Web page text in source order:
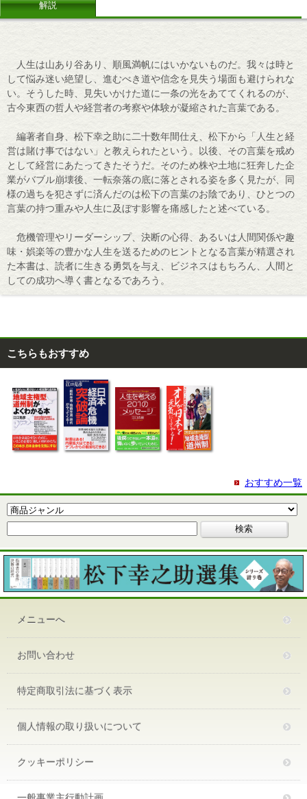
解説
人生は山あり谷あり、順風満帆にはいかないものだ。我々は時と
して悩み迷い絶望し、進むべき道や信念を見失う場面も避けられな
い。そうした時、見失いかけた道に一条の光をあててくれるのが、
古今東西の哲人や経営者の考察や体験が凝縮された言葉である。
編著者自身、松下幸之助に二十数年間仕え、松下から「人生と経
営は賭け事ではない」と教えられたという。以後、その言葉を戒め
として経営にあたってきたそうだ。そのため株や土地に狂奔した企
業がバブル崩壊後、一転奈落の底に落とされる姿を多く見たが、同
様の過ちを犯さずに済んだのは松下の言葉のお陰であり、ひとつの
言葉の持つ重みや人生に及ぼす影響を痛感したと述べている。
危機管理やリーダーシップ、決断の心得、あるいは人間関係や趣
味・娯楽等の豊かな人生を送るためのヒントとなる言葉が精選され
た本書は、読者に生きる勇気を与え、ビジネスはもちろん、人間と
しての成功へ導く書となるであろう。
こちらもおすすめ
おすすめ一覧
メニューへ
お問い合わせ
特定商取引法に基づく表示
個人情報の取り扱いについて
クッキーポリシー